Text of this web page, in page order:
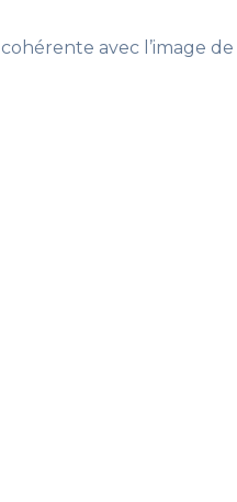
avec l’image de